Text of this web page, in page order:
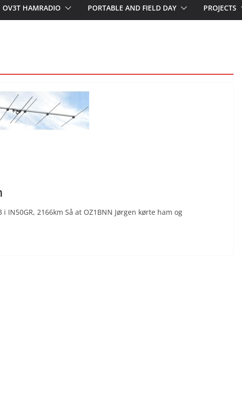
OV3T HAMRADIO PORTABLE AND FIELD DAY PROJECTS
IN50GR, 2166km Så at OZ1BNN Jørgen kørte ham og